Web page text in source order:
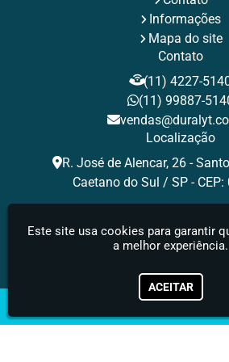
Informações
Mapa do site
Contato
(11) 4227-
(11) 99887-
Localização
R. José de Alencar, 26 -
Caetano do Sul / SP -
Este site usa cookies para garantir
a melhor experiência.
ACEITAR